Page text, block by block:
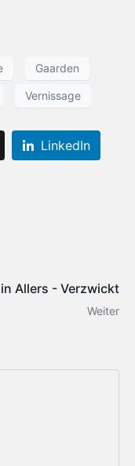
Gaarden
Vernissage
LinkedIn
Allers - Verzwickt
Weiter